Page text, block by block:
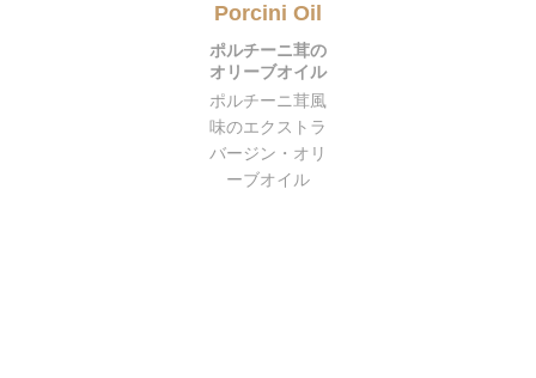
Porcini Oil
ポルチーニ茸の
オリーブオイル
ポルチーニ茸風
味のエクストラ
バージン・オリ
ーブオイル